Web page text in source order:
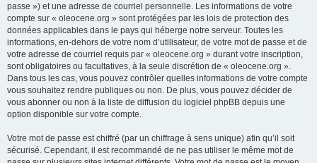
passe ») et une adresse de courriel personnelle. Les informations de votre
compte sur « oleocene.org » sont protégées par les lois de protection des
données applicables dans le pays qui héberge notre serveur. Toutes les
informations, en-dehors de votre nom d’utilisateur, de votre mot de passe et de
votre adresse de courriel requis par « oleocene.org » durant votre inscription,
sont obligatoires ou facultatives, à la seule discrétion de « oleocene.org ».
Dans tous les cas, vous pouvez contrôler quelles informations de votre compte
vous souhaitez rendre publiques ou non. De plus, vous pouvez décider de
vous abonner ou non à la liste de diffusion du logiciel phpBB depuis une
option disponible sur votre compte.
Votre mot de passe est chiffré (par un chiffrage à sens unique) afin qu’il soit
sécurisé. Cependant, il est recommandé de ne pas utiliser le même mot de